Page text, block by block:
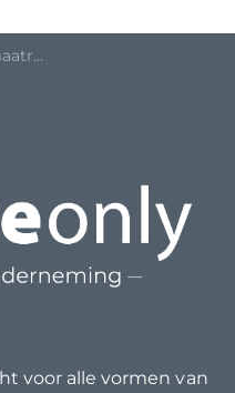
voor alle vormen van